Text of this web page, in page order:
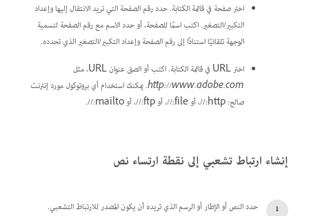
اختر صفحة في قائمة الكتابة. حدد رقم الصفحة التي تريد الانتقال إليها وإعداد
التكبير/التصغير. اكتب اسمًا للصفحة، أو حدد الاسم مع رقم الصفحة لتسمية
الوجهة تلقائيًا استنادًا إلى رقم الصفحة وإعداد التكبير/التصغير الذي تحدده.
اختر URL في قائمة الكتابة. اكتب أو الصق عنوان URL، مثل
http://www.adobe.com. يمكنك استخدام أي بروتوكول مورد إنترنت
صالح: http://، أو file://، أو ftp://، أو mailto://.
إنشاء ارتباط تشعبي إلى نقطة ارتساء نص
حدد النص أو الإطار أو الرسم الذي تريده أن يكون المصدر للارتباط التشعبي.